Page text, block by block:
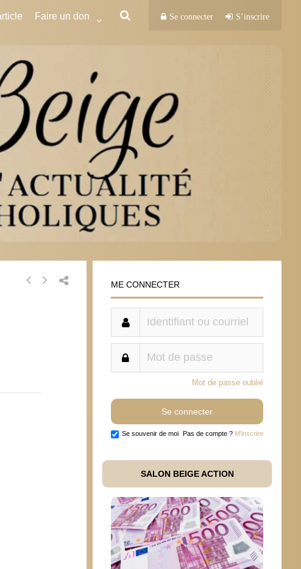
Faire un don Se connecter S’inscrire
ME CONNECTER
Mot de passe oublié
Se souvenir de moi Pas de compte ? M'inscrire
SALON BEIGE ACTION